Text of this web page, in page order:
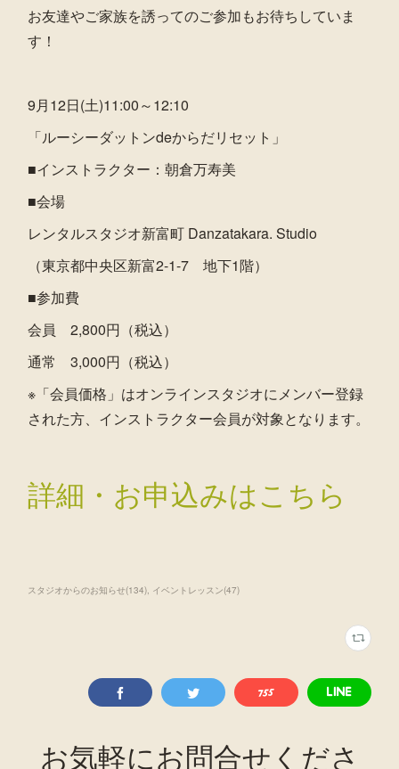
お友達やご家族を誘ってのご参加もお待ちしていま
す！
9月12日(土)11:00～12:10
「ルーシーダットンdeからだリセット」
■インストラクター：朝倉万寿美
■会場
レンタルスタジオ新富町 Danzatakara. Studio
（東京都中央区新富2-1-7 地下1階）
■参加費
会員 2,800円（税込）
通常 3,000円（税込）
※「会員価格」はオンラインスタジオにメンバー登録
された方、インストラクター会員が対象となります。
詳細・お申込みはこちら
スタジオからのお知らせ(134) イベントレッスン(47)
お気軽にお問合せくださ